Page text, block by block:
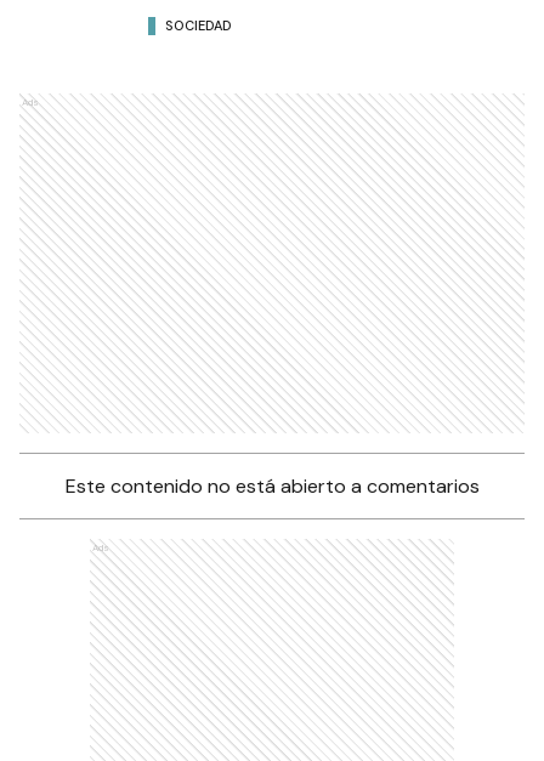
SOCIEDAD
Ads
Este contenido no está abierto a comentarios
Ads